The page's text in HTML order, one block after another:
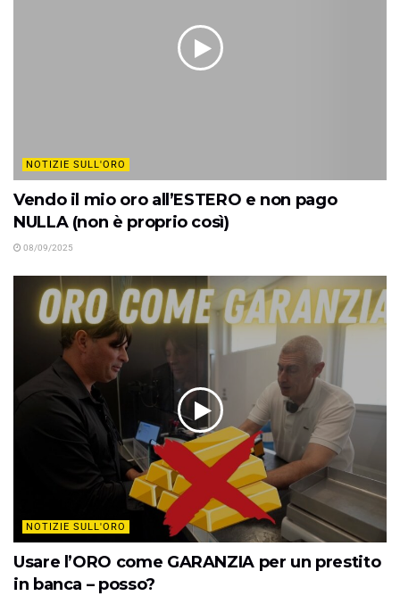
NOTIZIE SULL'ORO
Vendo il mio oro all’ESTERO e non pago
NULLA (non è proprio così)
08/09/2025
NOTIZIE SULL'ORO
Usare l’ORO come GARANZIA per un prestito
in banca – posso?